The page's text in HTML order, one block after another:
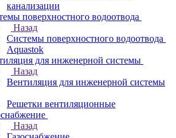
канализации
поверхностного водоотвода
Назад
Системы поверхностного водоотвода
Aquastok
для инженерной системы
Назад
Вентиляция для инженерной системы
Решетки вентиляционные
Назад